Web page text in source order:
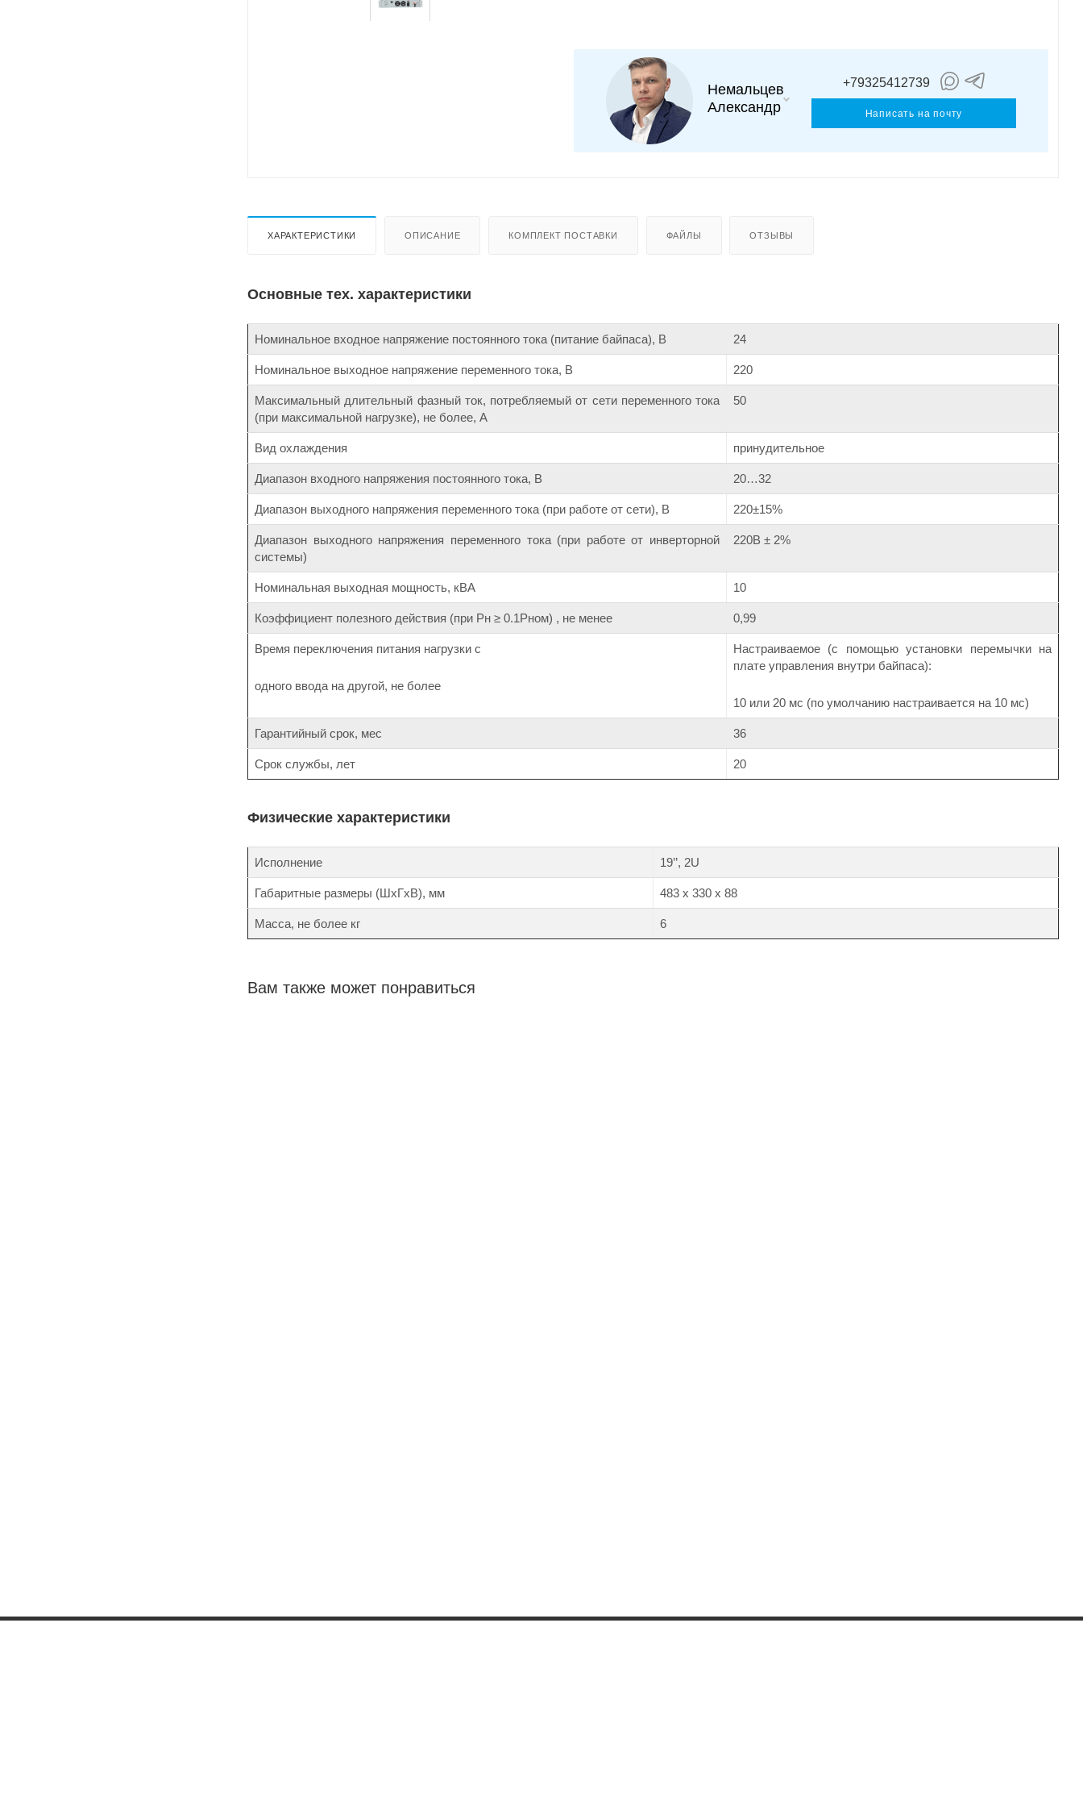
Немальцев
Александр
+79325412739
Написать на почту
ХАРАКТЕРИСТИКИ ОПИСАНИЕ КОМПЛЕКТ ПОСТАВКИ ФАЙЛЫ ОТЗЫВЫ
Основные тех. характеристики
Номинальное входное напряжение постоянного тока (питание байпаса), В 24
Номинальное выходное напряжение переменного тока, В 220
Максимальный длительный фазный ток, потребляемый от сети переменного тока
(при максимальной нагрузке), не более, А
50
Вид охлаждения принудительное
Диапазон входного напряжения постоянного тока, В 20…32
Диапазон выходного напряжения переменного тока (при работе от сети), В 220±15%
Диапазон выходного напряжения переменного тока (при работе от инверторной
системы)
220В ± 2%
Номинальная выходная мощность, кВА 10
Коэффициент полезного действия (при Pн ≥ 0.1Pном) , не менее 0,99
Время переключения питания нагрузки с
одного ввода на другой, не более
Настраиваемое (с помощью установки перемычки на
плате управления внутри байпаса):
10 или 20 мс (по умолчанию настраивается на 10 мс)
Гарантийный срок, мес 36
Срок службы, лет 20
Физические характеристики
Исполнение 19’’, 2U
Габаритные размеры (ШхГхВ), мм 483 х 330 х 88
Масса, не более кг 6
Вам также может понравиться